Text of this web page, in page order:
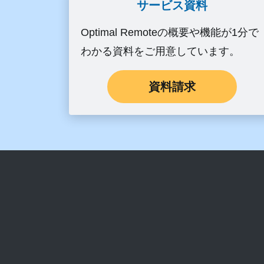
サービス資料
Optimal Remoteの概要や機能が1分で
わかる資料をご用意しています。
資料請求